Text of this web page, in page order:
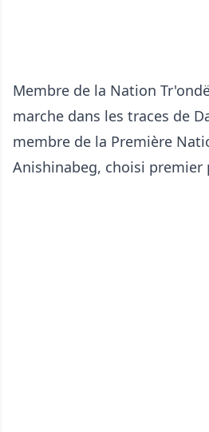
Membre de la Nation
marche dans les traces de
membre de la Première
Anishinabeg, choisi premier